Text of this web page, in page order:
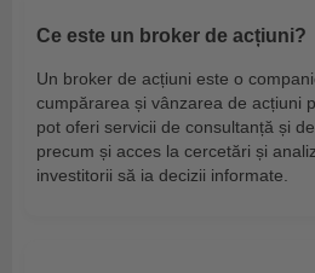
Ce este un broker de acțiuni?
Un broker de acțiuni este o
cumpărarea și vânzarea de acțiuni
pot oferi servicii de consultanță și
precum și acces la cercetări și
investitorii să ia decizii informate.